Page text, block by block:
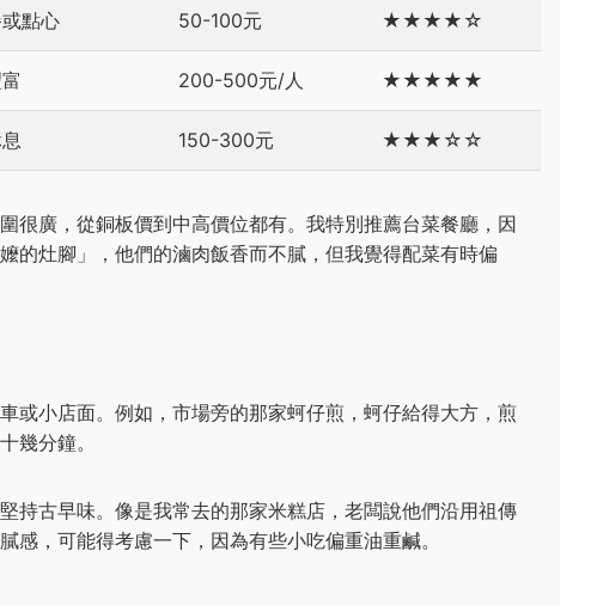
點心 50-100元 ★★★★☆
200-500元/人 ★★★★★
150-300元 ★★★☆☆
很廣，從銅板價到中高價位都有。我特別推薦台菜餐廳，因
的灶腳」，他們的滷肉飯香而不膩，但我覺得配菜有時偏
或小店面。例如，市場旁的那家蚵仔煎，蚵仔給得大方，煎
幾分鐘。
持古早味。像是我常去的那家米糕店，老闆說他們沿用祖傳
，可能得考慮一下，因為有些小吃偏重油重鹹。